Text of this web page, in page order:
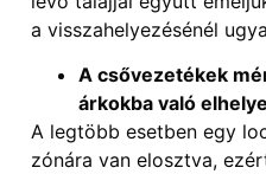
a visszahelyezésénél
A csővezetékek
árkokba való
A legtöbb esetben egy
zónára van elosztva,